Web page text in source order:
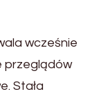
wcześnie
przeglądów
Stała